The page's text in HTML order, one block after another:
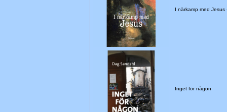
I närkamp med Jesus
Inget för någon